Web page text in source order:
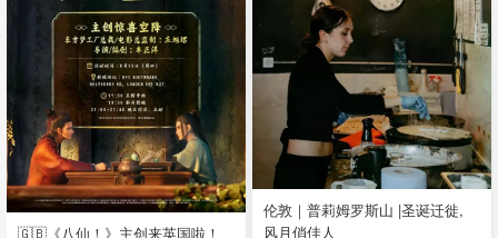
🇬🇧《八仙！》主创来英国啦！
伦敦｜普莉姆罗斯山 |圣诞迁徙,
风月俏佳人